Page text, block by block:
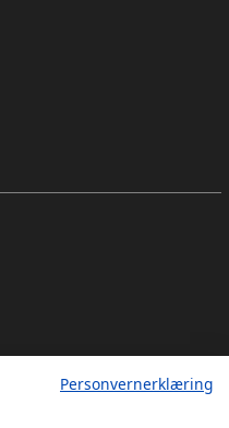
Personvernerklæring